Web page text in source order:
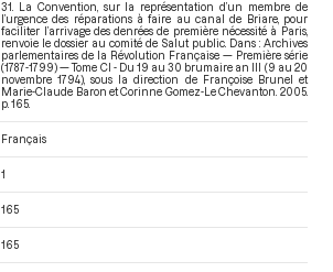
31. La Convention, sur la représentation d’un membre de
l’urgence des réparations à faire au canal de Briare, pour
faciliter l’arrivage des denrées de première nécessité à Paris,
renvoie le dossier au comité de Salut public. Dans : Archives
parlementaires de la Révolution Française — Première série
(1787-1799) — Tome CI - Du 19 au 30 brumaire an III (9 au 20
novembre 1794) , sous la direction de Françoise Brunel et
Marie-Claude Baron et Corinne Gomez-Le Chevanton. 2005.
p. 165.
Français
1
165
165